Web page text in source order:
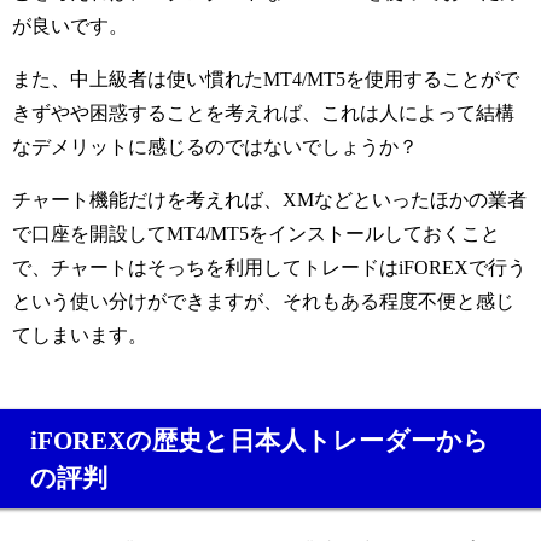
が良いです。
また、中上級者は使い慣れたMT4/MT5を使用することがで
きずやや困惑することを考えれば、これは人によって結構
なデメリットに感じるのではないでしょうか？
チャート機能だけを考えれば、XMなどといったほかの業者
で口座を開設してMT4/MT5をインストールしておくこと
で、チャートはそっちを利用してトレードはiFOREXで行う
という使い分けができますが、それもある程度不便と感じ
てしまいます。
iFOREXの歴史と日本人トレーダーから
の評判